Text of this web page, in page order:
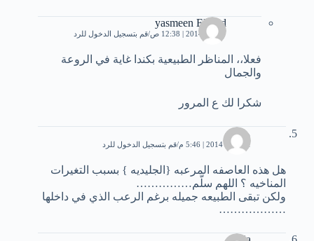
yasmeen Elsayd
7 يناير، 2014 | 12:38 ص قم بتسجيل الدخول للرد
فعلا،، المناظر الطبيعية بكندا غاية في الروعة
والجمال
شكرا لك ع المرور
محمد
11 يناير، 2014 | 5:46 م قم بتسجيل الدخول للرد
هل هذه العاصفه المرعبه {الجليديه } بسبب التغيرات
المناخيه ؟ اللهم سلّم……………
ولكن تبقى الطبيعه جميله برغم الرعب الذي في داخلها
………………